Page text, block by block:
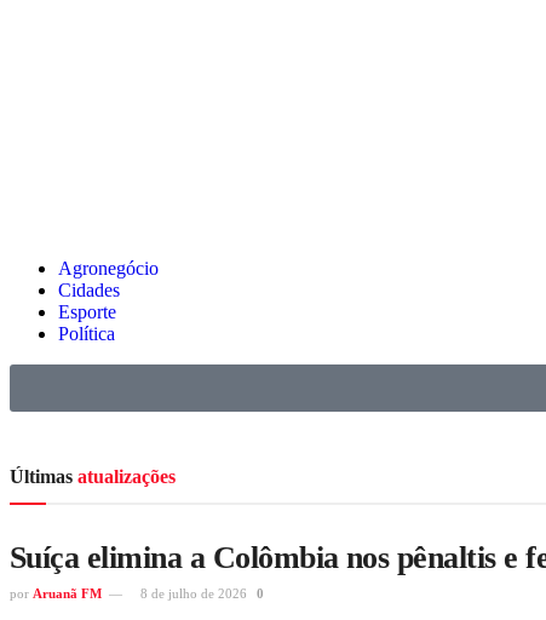
Agronegócio
Cidades
Esporte
Política
Últimas atualizações
Suíça elimina a Colômbia nos pênaltis e
por Aruanã FM 8 de julho de 2026 0